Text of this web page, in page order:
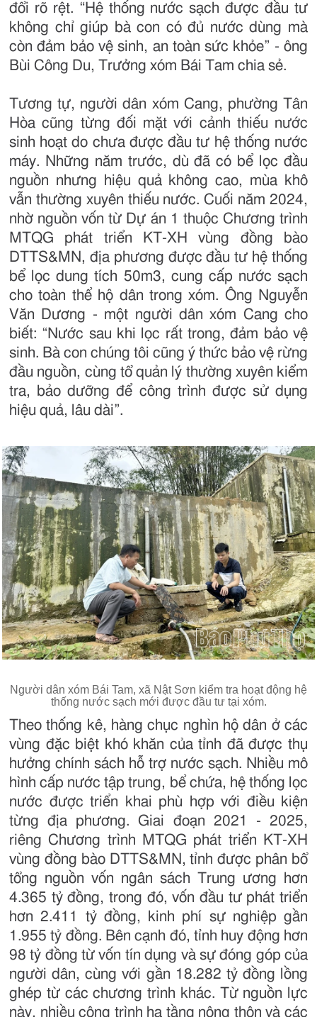
đổi rõ rệt. “Hệ thống nước sạch được đầu tư
không chỉ giúp bà con có đủ nước dùng mà
còn đảm bảo vệ sinh, an toàn sức khỏe” - ông
Bùi Công Du, Trưởng xóm Bái Tam chia sẻ.
Tương tự, người dân xóm Cang, phường Tân
Hòa cũng từng đối mặt với cảnh thiếu nước
sinh hoạt do chưa được đầu tư hệ thống nước
máy. Những năm trước, dù đã có bể lọc đầu
nguồn nhưng hiệu quả không cao, mùa khô
vẫn thường xuyên thiếu nước. Cuối năm 2024,
nhờ nguồn vốn từ Dự án 1 thuộc Chương trình
MTQG phát triển KT-XH vùng đồng bào
DTTS&MN, địa phương được đầu tư hệ thống
bể lọc dung tích 50m3, cung cấp nước sạch
cho toàn thể hộ dân trong xóm. Ông Nguyễn
Văn Dương - một người dân xóm Cang cho
biết: “Nước sau khi lọc rất trong, đảm bảo vệ
sinh. Bà con chúng tôi cũng ý thức bảo vệ rừng
đầu nguồn, cùng tổ quản lý thường xuyên kiểm
tra, bảo dưỡng để công trình được sử dụng
hiệu quả, lâu dài”.
Người dân xóm Bái Tam, xã Nật Sơn kiểm tra hoạt động hệ
thống nước sạch mới được đầu tư tại xóm.
Theo thống kê, hàng chục nghìn hộ dân ở các
vùng đặc biệt khó khăn của tỉnh đã được thụ
hưởng chính sách hỗ trợ nước sạch. Nhiều mô
hình cấp nước tập trung, bể chứa, hệ thống lọc
nước được triển khai phù hợp với điều kiện
từng địa phương. Giai đoạn 2021 - 2025,
riêng Chương trình MTQG phát triển KT-XH
vùng đồng bào DTTS&MN, tỉnh được phân bổ
tổng nguồn vốn ngân sách Trung ương hơn
4.365 tỷ đồng, trong đó, vốn đầu tư phát triển
hơn 2.411 tỷ đồng, kinh phí sự nghiệp gần
1.955 tỷ đồng. Bên cạnh đó, tỉnh huy động hơn
98 tỷ đồng từ vốn tín dụng và sự đóng góp của
người dân, cùng với gần 18.282 tỷ đồng lồng
ghép từ các chương trình khác. Từ nguồn lực
này, nhiều công trình hạ tầng nông thôn và các